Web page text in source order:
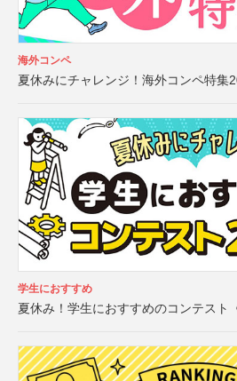
海外コンペ
夏休みにチャレンジ！海外コンペ特集
学生におすすめ
夏休み！学生におすすめのコンテスト